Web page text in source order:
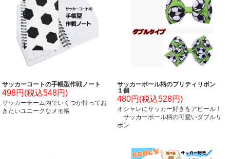
サッカーコートの手帳型作戦ノート
498円(税込548円)
サッカーチーム内でいくつか持ってお
きたいユニークなメモ帳
サッカーボール柄のプリティリボン
１個
480円(税込528円)
オシャレにサッカー好きをアピール！
サッカーボール柄の可愛いダブルリ
ボン